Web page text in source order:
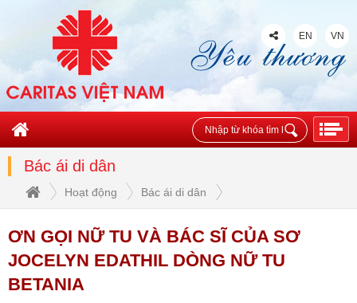
EN VN
Bác ái di dân
Hoạt động Bác ái di dân
ƠN GỌI NỮ TU VÀ BÁC SĨ CỦA SƠ
JOCELYN EDATHIL DÒNG NỮ TU
BETANIA